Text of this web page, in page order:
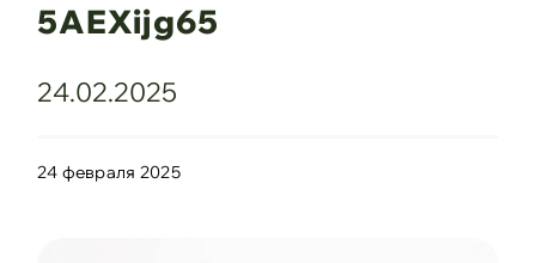
5AEXijg65
24.02.2025
24 февраля 2025